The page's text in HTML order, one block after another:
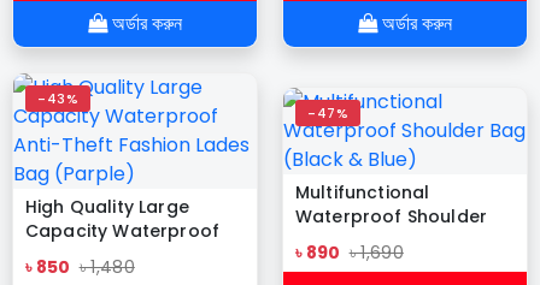
অর্ডার করুন
অর্ডার করুন
-43%
High Quality Large
Capacity Waterproof
Anti-Theft Fashion
Lades Bag (Parple)
৳ 850 ৳ 1,480
-47%
Multifunctional
Waterproof Shoulder
Bag (Black & Blue)
৳ 890 ৳ 1,690